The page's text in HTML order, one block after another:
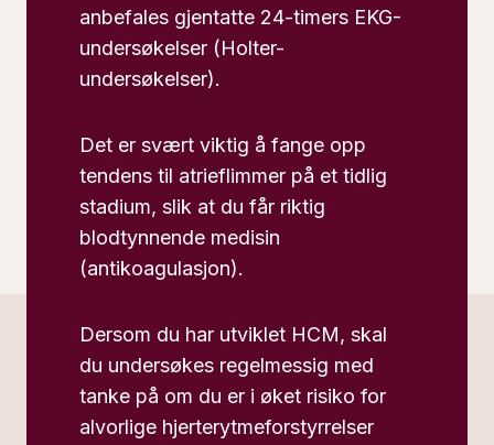
anbefales gjentatte 24-timers EKG-
undersøkelser (Holter-
undersøkelser).
Det er svært viktig å fange opp
tendens til atrieflimmer på et tidlig
stadium, slik at du får riktig
blodtynnende medisin
(antikoagulasjon).
Dersom du har utviklet HCM, skal
du undersøkes regelmessig med
tanke på om du er i øket risiko for
alvorlige hjerterytmeforstyrrelser